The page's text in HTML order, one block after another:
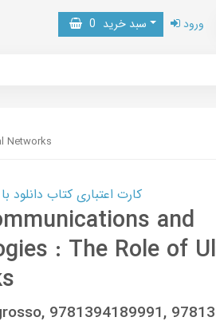
سبد خرید 0 ورود
Networks
کارت اعتباری کتاب دانلود با 10,000,000 اعتبار دانلود کتاب! کلیک کنید
and
: The Role of
9781394189991,